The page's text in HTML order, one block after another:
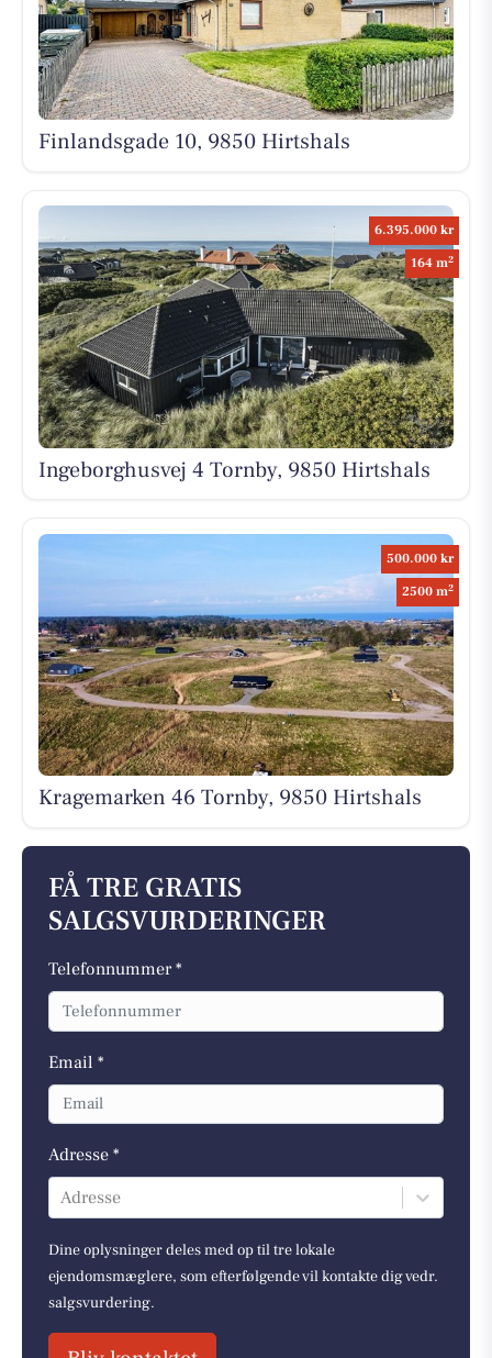
Finlandsgade 10, 9850 Hirtshals
6.395.000 kr
164 m2
Ingeborghusvej 4 Tornby, 9850 Hirtshals
500.000 kr
2500 m2
Kragemarken 46 Tornby, 9850 Hirtshals
FÅ TRE GRATIS
SALGSVURDERINGER
Telefonnummer *
Email *
Adresse *
Adresse
Dine oplysninger deles med op til tre lokale
ejendomsmæglere, som efterfølgende vil kontakte dig vedr.
salgsvurdering.